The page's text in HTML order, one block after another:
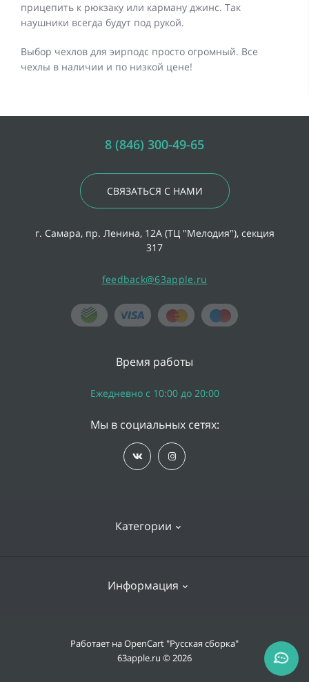
прицепить к рюкзаку или карману джинс. Так
наушники всегда будут под рукой.
Выбор чехлов для эирподс просто огромный. Все
чехлы в наличии и по низкой цене!
8 (846) 300-49-65
СВЯЗАТЬСЯ С НАМИ
г. Самара, пр. Ленина, 12А (ТЦ "Мелодия"), секция
317
feedback@63apple.ru
Категории
Информация
Доставка и оплата
Гарантии
Время работы
Ежедневно с 10:00 до 20:00
Мы в социальных сетях:
Работает наOpenCart "Русская сборка"
63apple.ru © 2026